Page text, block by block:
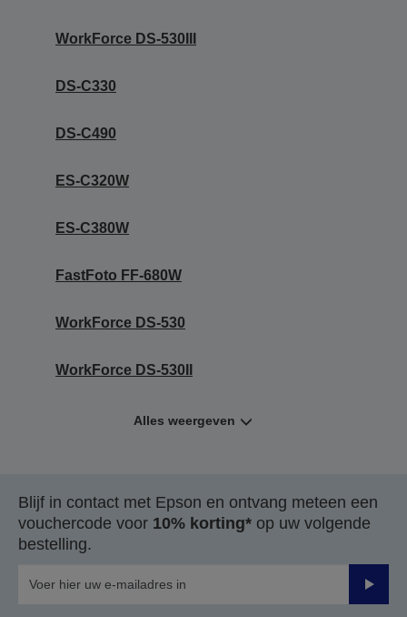
WorkForce DS-530III
DS-C330
DS-C490
ES-C320W
ES-C380W
FastFoto FF-680W
WorkForce DS-530
WorkForce DS-530II
Alles weergeven
Blijf in contact met Epson en ontvang meteen een
vouchercode voor 10% korting* op uw volgende
bestelling.